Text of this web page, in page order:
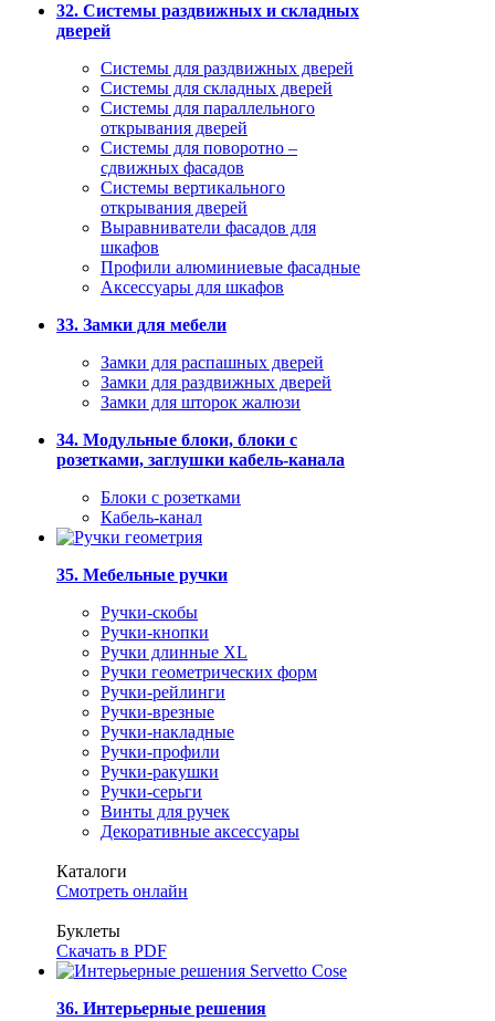
32. Системы раздвижных и складных
дверей
Системы для раздвижных дверей
Системы для складных дверей
Системы для параллельного
открывания дверей
Системы для поворотно –
сдвижных фасадов
Системы вертикального
открывания дверей
Выравниватели фасадов для
шкафов
Профили алюминиевые фасадные
Аксессуары для шкафов
33. Замки для мебели
Замки для распашных дверей
Замки для раздвижных дверей
Замки для шторок жалюзи
34. Модульные блоки, блоки с
розетками, заглушки кабель-канала
Блоки с розетками
Кабель-канал
35. Мебельные ручки
Ручки-скобы
Ручки-кнопки
Ручки длинные XL
Ручки геометрических форм
Ручки-рейлинги
Ручки-врезные
Ручки-накладные
Ручки-профили
Ручки-ракушки
Ручки-серьги
Винты для ручек
Декоративные аксессуары
Каталоги
Смотреть онлайн
Буклеты
Скачать в PDF
36. Интерьерные решения